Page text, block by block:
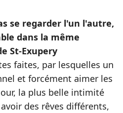
se regarder l'un l'autre,
dans la même
St-Exupery
faites, par lesquelles un
et forcément aimer les
la plus belle intimité
des rêves différents,